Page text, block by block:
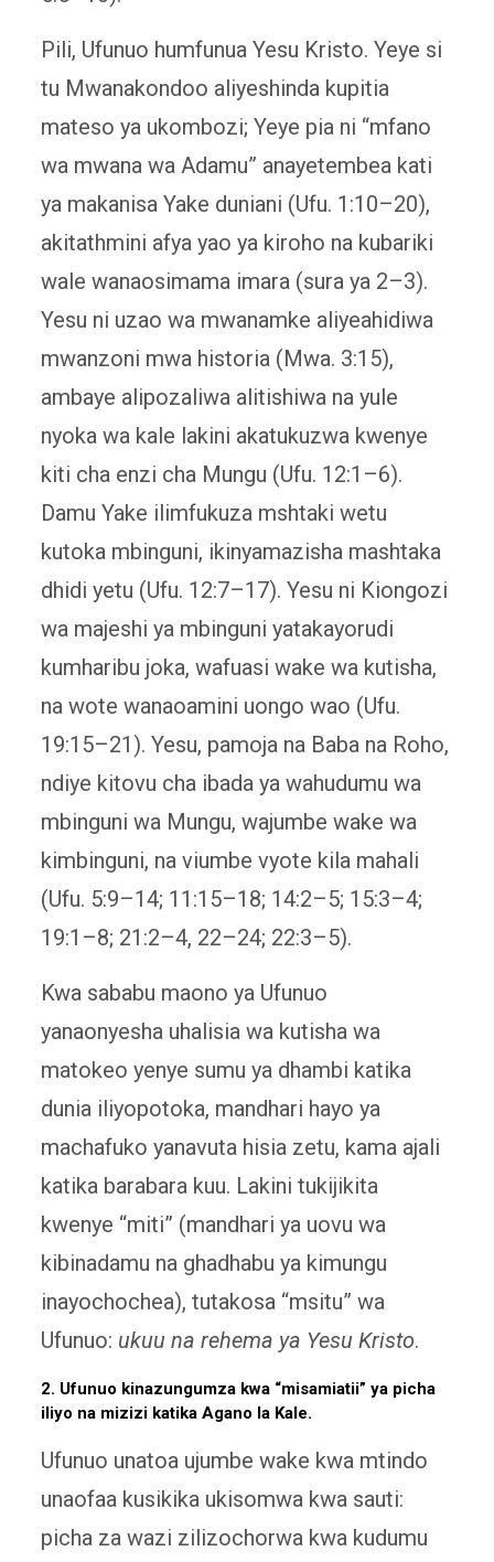
Pili, Ufunuo humfunua Yesu Kristo. Yeye si
tu Mwanakondoo aliyeshinda kupitia
mateso ya ukombozi; Yeye pia ni “mfano
wa mwana wa Adamu” anayetembea kati
ya makanisa Yake duniani (Ufu. 1:10–20),
akitathmini afya yao ya kiroho na kubariki
wale wanaosimama imara (sura ya 2–3).
Yesu ni uzao wa mwanamke aliyeahidiwa
mwanzoni mwa historia (Mwa. 3:15),
ambaye alipozaliwa alitishiwa na yule
nyoka wa kale lakini akatukuzwa kwenye
kiti cha enzi cha Mungu (Ufu. 12:1–6).
Damu Yake ilimfukuza mshtaki wetu
kutoka mbinguni, ikinyamazisha mashtaka
dhidi yetu (Ufu. 12:7–17). Yesu ni Kiongozi
wa majeshi ya mbinguni yatakayorudi
kumharibu joka, wafuasi wake wa kutisha,
na wote wanaoamini uongo wao (Ufu.
19:15–21). Yesu, pamoja na Baba na Roho,
ndiye kitovu cha ibada ya wahudumu wa
mbinguni wa Mungu, wajumbe wake wa
kimbinguni, na viumbe vyote kila mahali
(Ufu. 5:9–14; 11:15–18; 14:2–5; 15:3–4;
19:1–8; 21:2–4, 22–24; 22:3–5).
Kwa sababu maono ya Ufunuo
yanaonyesha uhalisia wa kutisha wa
matokeo yenye sumu ya dhambi katika
dunia iliyopotoka, mandhari hayo ya
machafuko yanavuta hisia zetu, kama ajali
katika barabara kuu. Lakini tukijikita
kwenye “miti” (mandhari ya uovu wa
kibinadamu na ghadhabu ya kimungu
inayochochea), tutakosa “msitu” wa
Ufunuo: ukuu na rehema ya Yesu Kristo.
2. Ufunuo kinazungumza kwa “misamiatii” ya picha
iliyo na mizizi katika Agano la Kale.
Ufunuo unatoa ujumbe wake kwa mtindo
unaofaa kusikika ukisomwa kwa sauti:
picha za wazi zilizochorwa kwa kudumu